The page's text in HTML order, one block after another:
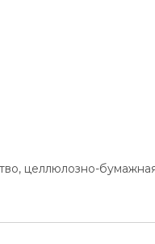
целлюлозно-